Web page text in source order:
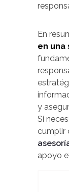
En
en
y
Si
cumplir
apoyo